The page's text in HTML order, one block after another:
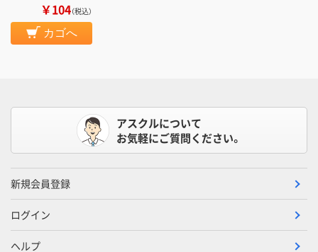
￥104（税込）
カゴへ
アスクルについて
お気軽にご質問ください。
新規会員登録
ログイン
ヘルプ